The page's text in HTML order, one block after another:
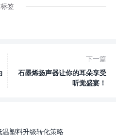
标签
下一篇
石墨烯扬声器让你的耳朵享受
听觉盛宴！
塑料升级转化策略